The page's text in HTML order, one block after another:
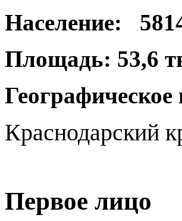
Население:
Площадь: 53,6
Краснодарский
Первое лицо